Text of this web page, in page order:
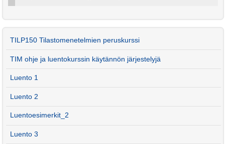
TILP150 Tilastomenetelmien peruskurssi
TIM ohje ja luentokurssin käytännön järjestelyjä
Luento 1
Luento 2
Luentoesimerkit_2
Luento 3